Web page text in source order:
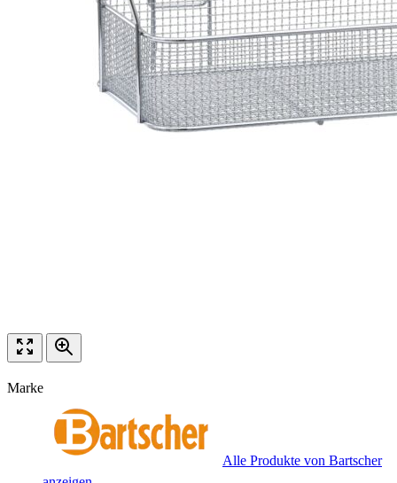
Marke
Alle Produkte von Bartscher